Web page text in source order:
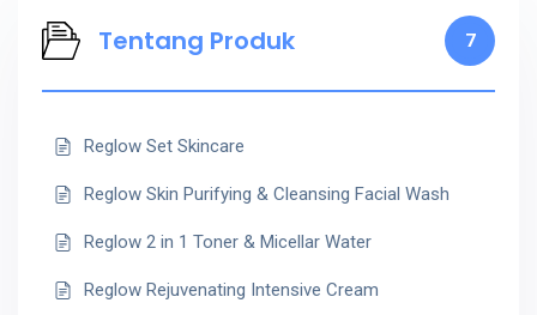
Tentang Produk 7
Reglow Set Skincare
Reglow Skin Purifying & Cleansing Facial Wash
Reglow 2 in 1 Toner & Micellar Water
Reglow Rejuvenating Intensive Cream